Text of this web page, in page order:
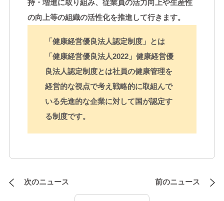
持・増進に取り組み、従業員の活力向上や生産性
の向上等の組織の活性化を推進して行きます。
「健康経営優良法人認定制度」とは
「健康経営優良法人2022」健康経営優
良法人認定制度とは社員の健康管理を
経営的な視点で考え戦略的に取組んで
いる先進的な企業に対して国が認定す
る制度です。
次のニュース 前のニュース